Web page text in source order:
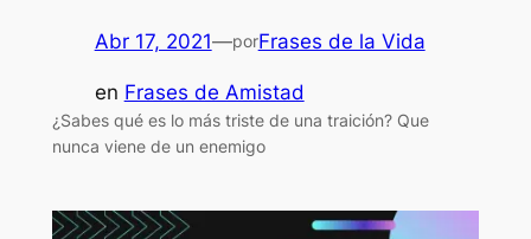
Abr 17, 2021—porFrases de la Vida
en Frases de Amistad
¿Sabes qué es lo más triste de una traición? Que
nunca viene de un enemigo